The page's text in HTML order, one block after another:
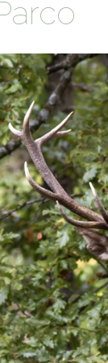
SAPORI
STORIA E